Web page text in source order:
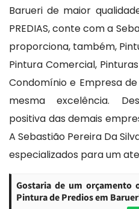
Barueri de maior
PREDIAS, conte com a
proporciona, também,
Pintura Comercial,
Condomínio e Empresa
mesma excelência.
positiva das demais
A Sebastião Pereira Da
especializados para um
Gostaria de um orçamento
Pintura de Predios em